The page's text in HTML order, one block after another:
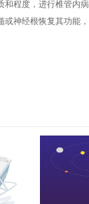
和程度，进行椎管内
或神经根恢复其功能